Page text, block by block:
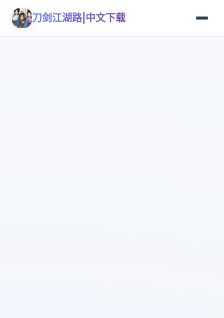
刀剑江湖路|中文下载